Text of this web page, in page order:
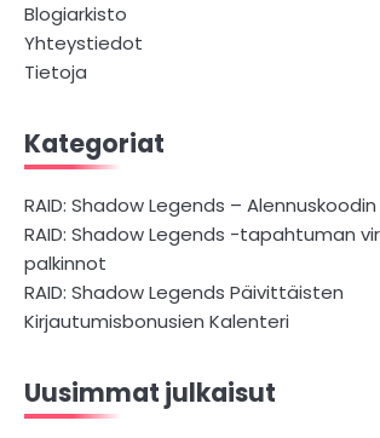
Blogiarkisto
Yhteystiedot
Tietoja
Kategoriat
RAID: Shadow Legends –
RAID: Shadow Legends -tapahtuman
palkinnot
RAID: Shadow Legends Päivittäisten
Kirjautumisbonusien Kalenteri
Uusimmat julkaisut